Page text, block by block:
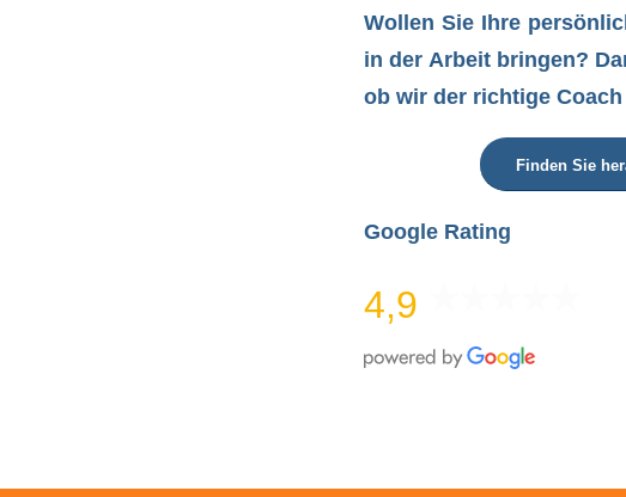
Wollen Sie Ihre
in der Arbeit bringen?
ob wir der richtige
Finden Sie
Google Rating
4,9